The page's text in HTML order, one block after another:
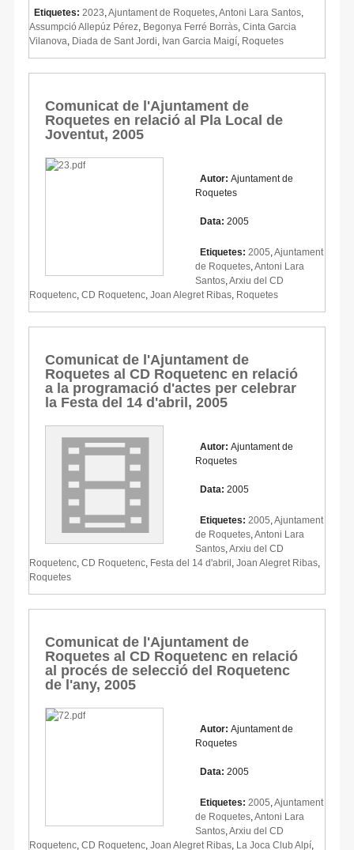
Etiquetes: 2023 Ajuntament de Roquetes Antoni Lara Santos
Assumpció Allepúz Pérez Begonya Ferré Borràs Cinta Garcia
Vilanova Diada de Sant Jordi Ivan Garcia Maigí Roquetes
Comunicat de l'Ajuntament de
Roquetes en relació al Pla Local de
Joventut, 2005
Autor: Ajuntament de
Roquetes
Data: 2005
Etiquetes: 2005 Ajuntament
de Roquetes Antoni Lara
Santos Arxiu del CD
Roquetenc CD Roquetenc Joan Alegret Ribas Roquetes
Comunicat de l'Ajuntament de
Roquetes al CD Roquetenc en relació
a la programació d'actes per celebrar
la Festa del 14 d'abril, 2005
Autor: Ajuntament de
Roquetes
Data: 2005
Etiquetes: 2005 Ajuntament
de Roquetes Antoni Lara
Santos Arxiu del CD
Roquetenc CD Roquetenc Festa del 14 d'abril Joan Alegret Ribas
Roquetes
Comunicat de l'Ajuntament de
Roquetes al CD Roquetenc en relació
al procés de selecció del Roquetenc
de l'any, 2005
Autor: Ajuntament de
Roquetes
Data: 2005
Etiquetes: 2005 Ajuntament
de Roquetes Antoni Lara
Santos Arxiu del CD
Roquetenc CD Roquetenc Joan Alegret Ribas La Joca Club Alpí